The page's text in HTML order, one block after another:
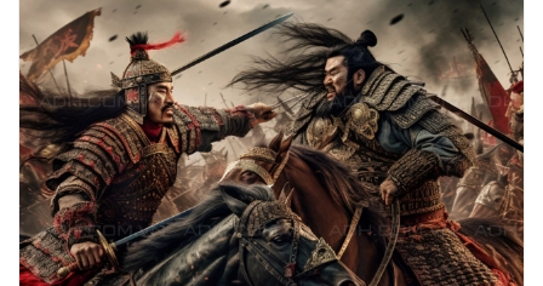
Mua File Tranh Tranh Thực Tế